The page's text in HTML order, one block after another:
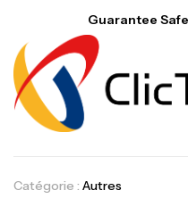
Guarantee
Catégorie : Autres